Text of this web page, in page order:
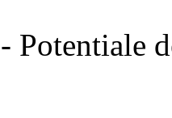
Potentiale